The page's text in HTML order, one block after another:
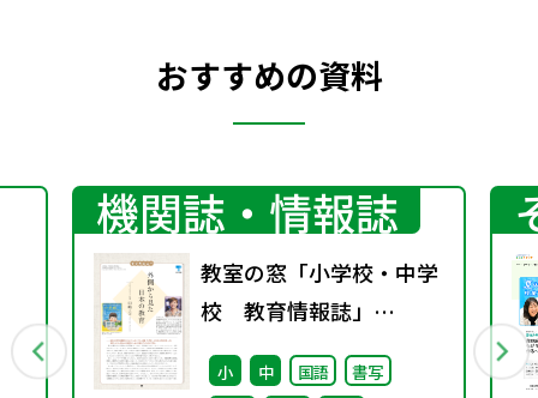
おすすめの資料
機関誌・情報誌
教室の窓「小学校・中学
校 教育情報誌」
vol.76 2025年9月発行
小 中 国語
書写